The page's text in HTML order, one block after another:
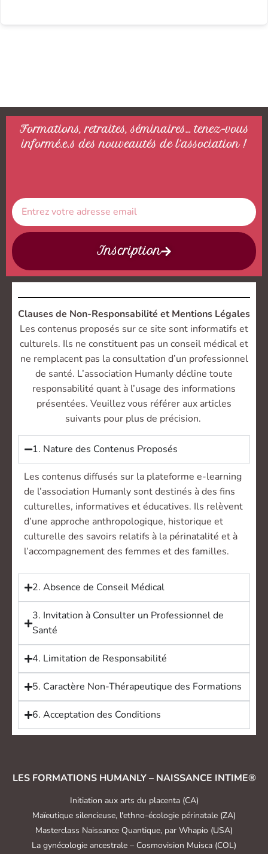
Formations, retraites, séminaires… tenez-vous
informé.e.s des nouveautés de l’association !
Inscription
Clauses de Non-Responsabilité et Mentions Légales
Les contenus proposés sur ce site sont informatifs et
culturels. Ils ne constituent pas un conseil médical et
ne remplacent pas la consultation d’un professionnel
de santé. L’association Humanly décline toute
responsabilité quant à l’usage des informations
présentées. Veuillez vous référer aux articles
suivants pour plus de précision.
1. Nature des Contenus Proposés
Les contenus diffusés sur la plateforme e-learning
de l’association Humanly sont destinés à des fins
culturelles, informatives et éducatives. Ils relèvent
d’une approche anthropologique, historique et
culturelle des savoirs relatifs à la périnatalité et à
l’accompagnement des femmes et des familles.
2. Absence de Conseil Médical
3. Invitation à Consulter un Professionnel de
Santé
4. Limitation de Responsabilité
5. Caractère Non-Thérapeutique des Formations
6. Acceptation des Conditions
LES FORMATIONS HUMANLY – NAISSANCE INTIME®
Initiation aux arts du placenta (CA)
Maïeutique silencieuse, l'ethno-écologie périnatale (ZA)
Masterclass Naissance Quantique, par Whapio (USA)
La gynécologie ancestrale – Cosmovision Muisca (COL)